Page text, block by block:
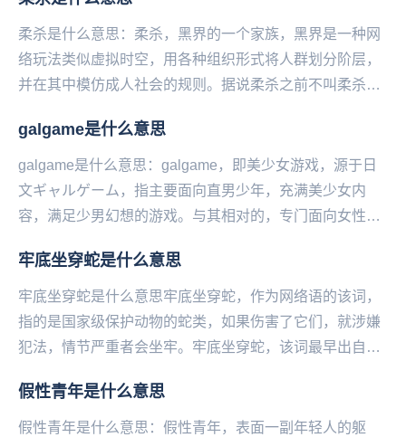
柔杀是什么意思：柔杀，黑界的一个家族，黑界是一种网
络玩法类似虚拟时空，用各种组织形式将人群划分阶层，
并在其中模仿成人社会的规则。据说柔杀之前不叫柔杀，
舞...
galgame是什么意思
galgame是什么意思：galgame，即‌‌‌‌‌‌‌‌‌美少女游戏，源于日
文ギャルゲーム，指主要面向直男少年，充满美少女内
容，满足少男幻想的游戏。与其相对的，专门面向女性开
牢底坐穿蛇是什么意思
牢底坐穿蛇是什么意思牢底坐穿蛇，作为网络语的该词，
指的是国家级保护动物的蛇类，如果伤害了它们，就涉嫌
犯法，情节严重者会坐牢。牢底坐穿蛇，该词最早出自于
比...
假性青年是什么意思
假性青年是什么意思：假性青年，表面一副年轻人的躯